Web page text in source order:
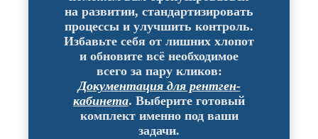
на развитии, стандартизировать
процессы и улучшить контроль.
Избавьте себя от лишних хлопот
и обновите всё необходимое
всего за пару кликов:
Документация для рентген-
кабинета. Выберите готовый
комплект именно под ваши
задачи.